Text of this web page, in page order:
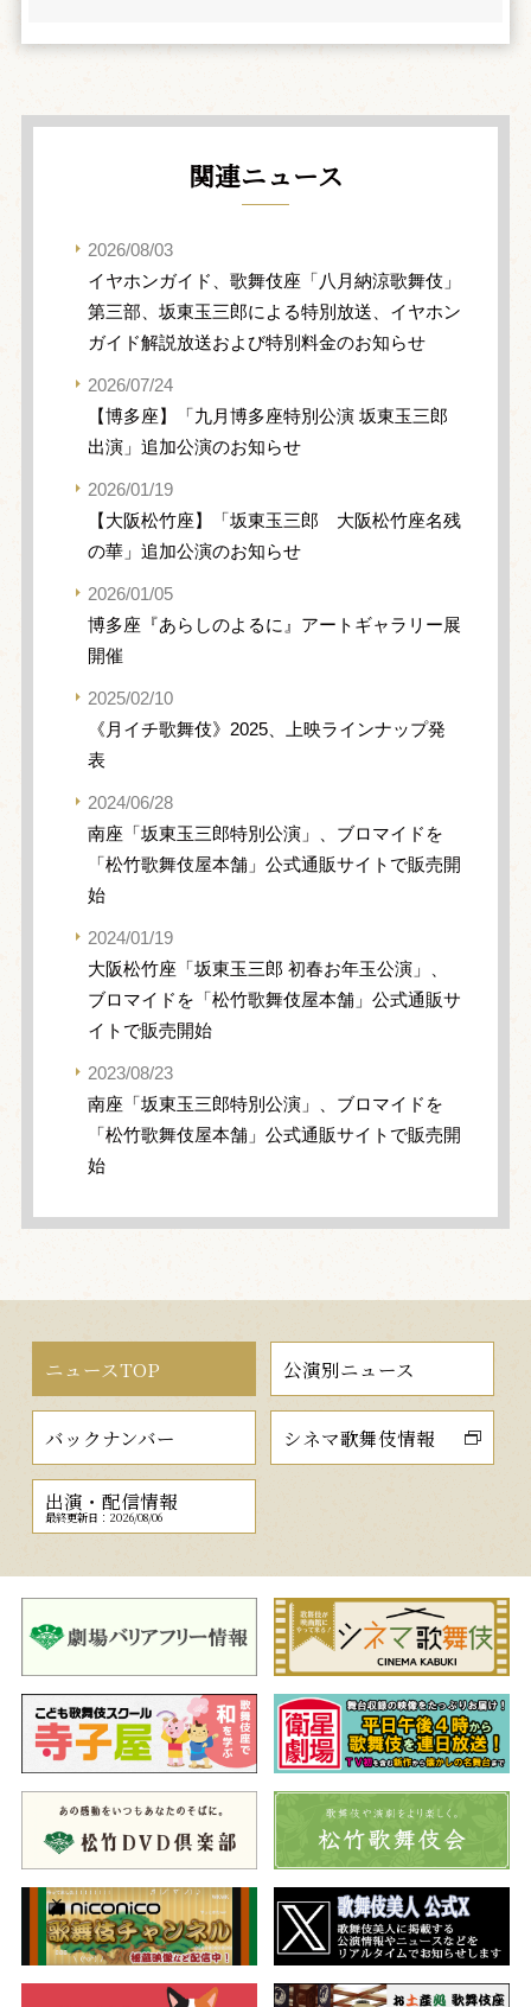
関連ニュース
2026/08/03
イヤホンガイド、歌舞伎座「八月納涼歌舞伎」
第三部、坂東玉三郎による特別放送、イヤホン
ガイド解説放送および特別料金のお知らせ
2026/07/24
【博多座】「九月博多座特別公演 坂東玉三郎
出演」追加公演のお知らせ
2026/01/19
【大阪松竹座】「坂東玉三郎 大阪松竹座名残
の華」追加公演のお知らせ
2026/01/05
博多座『あらしのよるに』アートギャラリー展
開催
2025/02/10
《月イチ歌舞伎》2025、上映ラインナップ発
表
2024/06/28
南座「坂東玉三郎特別公演」、ブロマイドを
「松竹歌舞伎屋本舗」公式通販サイトで販売開
始
2024/01/19
大阪松竹座「坂東玉三郎 初春お年玉公演」、
ブロマイドを「松竹歌舞伎屋本舗」公式通販サ
イトで販売開始
2023/08/23
南座「坂東玉三郎特別公演」、ブロマイドを
「松竹歌舞伎屋本舗」公式通販サイトで販売開
始
ニュースTOP 公演別ニュース
バックナンバー シネマ歌舞伎情報
出演・配信情報
最終更新日：2026/08/06